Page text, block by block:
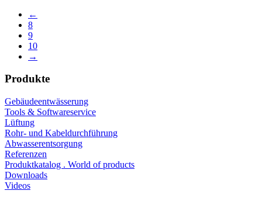
←
8
9
10
→
Produkte
Gebäudeentwässerung
Tools & Softwareservice
Lüftung
Rohr- und Kabeldurchführung
Abwasserentsorgung
Referenzen
Produktkatalog . World of products
Downloads
Videos